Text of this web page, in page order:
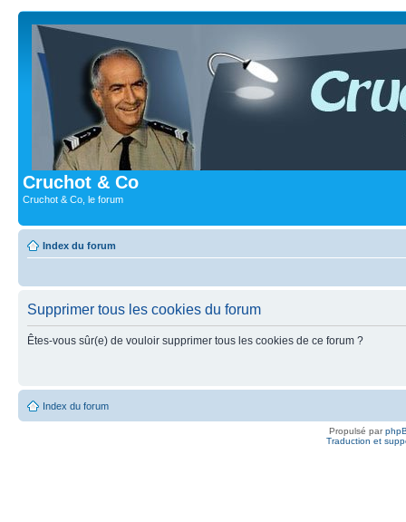
Cruchot & Co
Cruchot & Co, le forum
Index du forum
Supprimer tous les cookies du forum
Êtes-vous sûr(e) de vouloir supprimer tous les cookies de ce forum ?
Index du forum
Propulsé par
Traduction et